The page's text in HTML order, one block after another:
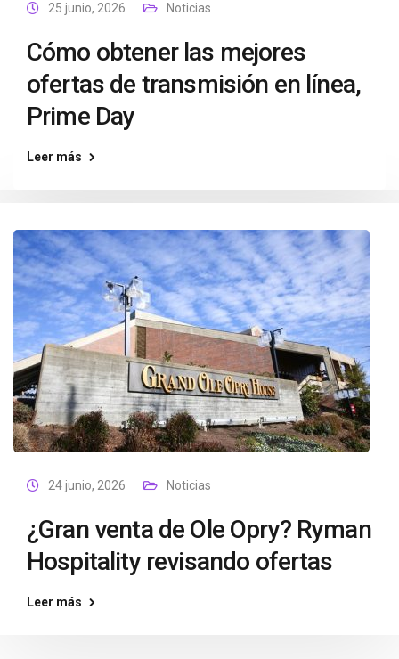
25 junio, 2026 Noticias
Cómo obtener las mejores
ofertas de transmisión en línea,
Prime Day
Leer más
24 junio, 2026 Noticias
¿Gran venta de Ole Opry? Ryman
Hospitality revisando ofertas
Leer más